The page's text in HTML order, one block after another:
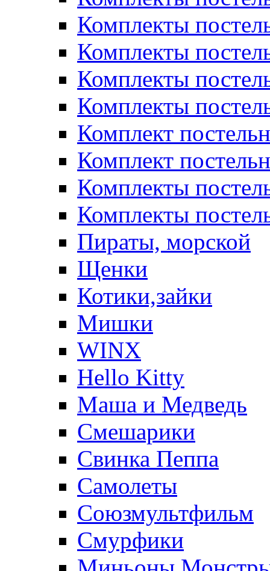
Комплекты
Комплекты
Комплекты
Комплекты
Комплект
Комплект
Комплекты
Комплекты
Пираты, морской
Щенки
Котики,зайки
Мишки
WINX
Hello Kitty
Маша и Медведь
Смешарики
Свинка Пеппа
Самолеты
Союзмультфильм
Смурфики